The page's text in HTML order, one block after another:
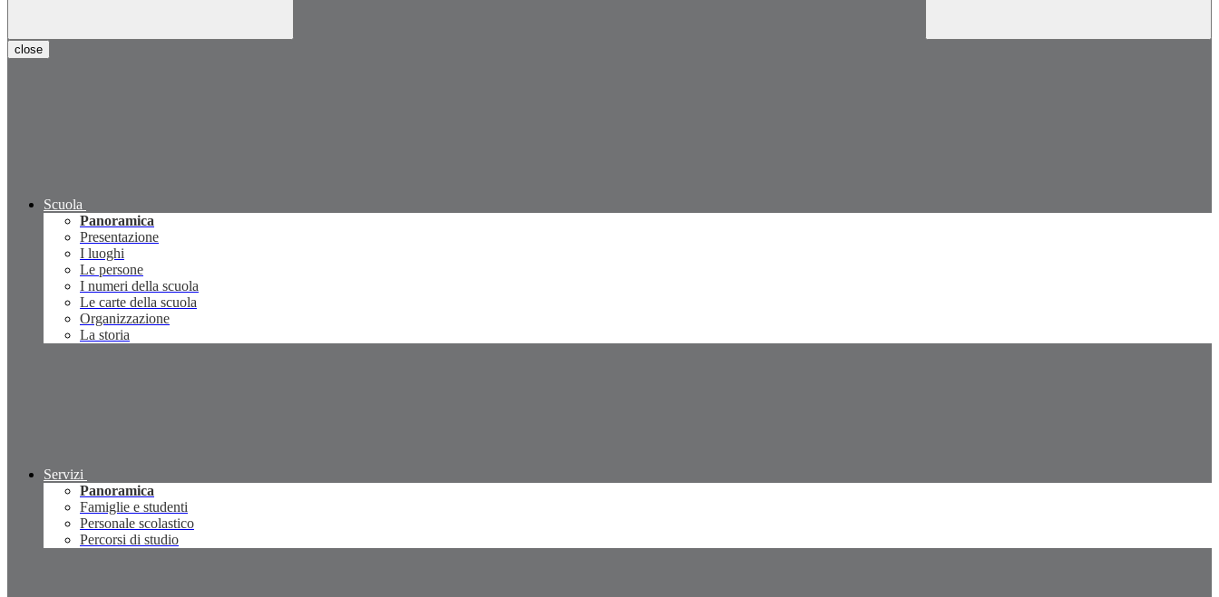
close
Scuola
Panoramica
Presentazione
I luoghi
Le persone
I numeri della scuola
Le carte della scuola
Organizzazione
La storia
Servizi
Panoramica
Famiglie e studenti
Personale scolastico
Percorsi di studio